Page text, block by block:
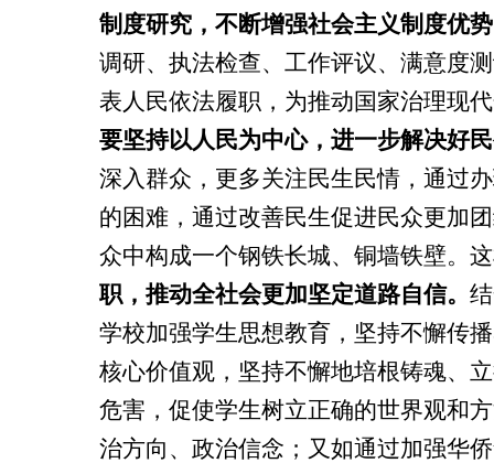
制度研究，不断增强社会主义制度优
调研、执法检查、工作评议、满意度
表人民依法履职，为推动国家治理现
要坚持以人民为中心，进一步解决好
深入群众，更多关注民生民情，通过
的困难，通过改善民生促进民众更加
众中构成一个钢铁长城、铜墙铁壁。
职，推动全社会更加坚定道路自信。
学校加强学生思想教育，坚持不懈传
核心价值观，坚持不懈地培根铸魂、
危害，促使学生树立正确的世界观和
治方向、政治信念；又如通过加强华